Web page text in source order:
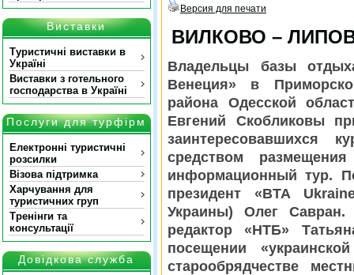
Виставки
Туристичні виставки в
Україні
Виставки з готельного
господарства в Україні
Послуги для турфірм
Електронні туристичні
розсилки
Візова підтримка
Харчування для
туристичних груп
Тренінги та
консультації
Довідкова служба
Версия для печати
ВИЛКОВО –
Владельцы базы
Венеция» в
района Одесской
Евгений Скобликовы
заинтересовавшихся
средством
информационный тур.
президент «BTA
Украины) Олег
редактор «НТБ»
посещении
старообрядчестве